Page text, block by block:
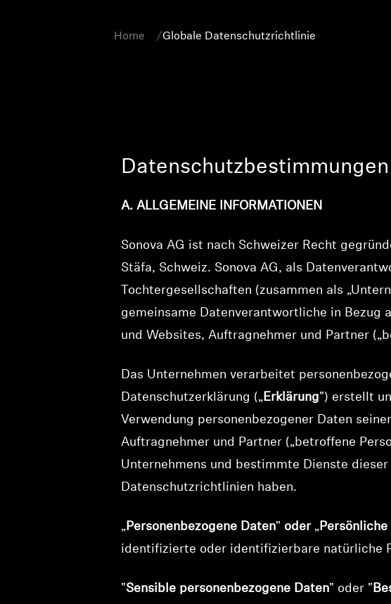
Home Globale Datenschutzrichtlinie
Datenschutzbestimmungen
A. ALLGEMEINE INFORMATIONEN
Sonova AG ist nach Schweizer Recht
Stäfa, Schweiz. Sonova AG, als
Tochtergesellschaften (zusammen als
gemeinsame Datenverantwortliche in Bezug
und Websites, Auftragnehmer und Partner
Das Unternehmen verarbeitet
Datenschutzerklärung („Erklärung") erstellt
Verwendung personenbezogener Daten
Auftragnehmer und Partner („betroffene
Unternehmens und bestimmte Dienste
Datenschutzrichtlinien haben.
„Personenbezogene Daten" oder „
identifizierte oder identifizierbare natürliche
"Sensible personenbezogene Daten" oder "